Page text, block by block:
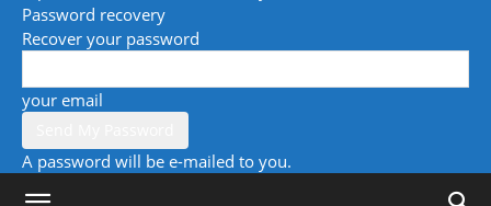
Password recovery
Recover your password
your email
A password will be e-mailed to you.